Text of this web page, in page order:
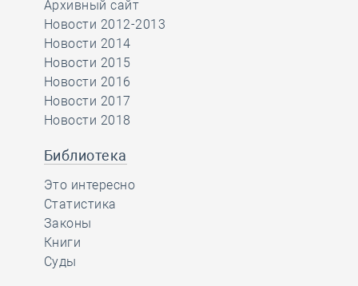
Архивный сайт
Новости 2012-2013
Новости 2014
Новости 2015
Новости 2016
Новости 2017
Новости 2018
Библиотека
Это интересно
Статистика
Законы
Книги
Суды